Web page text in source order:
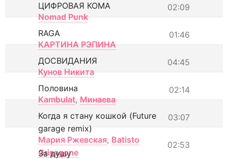
02:09
ЦИФРОВАЯ КОМА
Nomad Punk
01:46
RAGA
КАРТИНА РЭПИНА
04:45
ДОСВИДАНИЯ
Кунов Никита
02:14
Половина
Kambulat, Минаева
03:07
Когда я стану кошкой (Future
garage remix)
Мария Ржевская, Batisto
Grisagone
02:53
За душу